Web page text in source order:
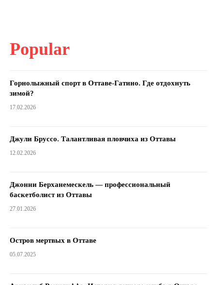
Popular
Горнолыжный спорт в Оттаве-Гатино. Где отдохнуть
зимой?
17.02.2026
Джули Бруссо. Талантливая пловчиха из Оттавы
12.02.2026
Джонни Берханемескель — профессиональный
баскетболист из Оттавы
27.01.2026
Остров мертвых в Оттаве
05.07.2025